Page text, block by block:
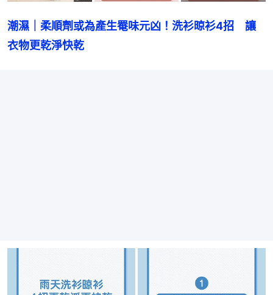
潮濕｜柔順劑或為產生罨味元凶！洗衫晾衫4招　讓
衣物更乾淨快乾